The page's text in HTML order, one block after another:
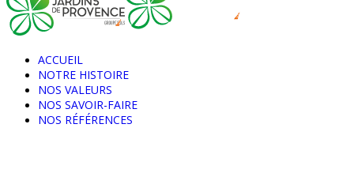
ACCUEIL
NOTRE HISTOIRE
NOS VALEURS
NOS SAVOIR-FAIRE
NOS RÉFÉRENCES